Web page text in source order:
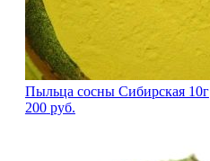
Пыльца сосны Сибирская 10г
200 руб.